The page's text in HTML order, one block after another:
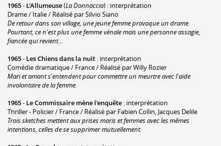
1965- L'Allumeuse(La Donnaccia) : interprétation
Drame / Italie / Réalisé par Silvio Siano
De retour dans son village, une jeune femme provoque un drame.
Pourtant, ce n'est plus une femme vénale mais une personne assagie,
fiancée qui revient...
1965- Les Chiens dans la nuit : interprétation
Comédie dramatique / France / Réalisé par Willy Rozier
Mari et amant s'entendent pour commettre un meurtre avec l'aide
involontaire de la femme.
1965- Le Commissaire mène l'enquête : interprétation
Thriller - Policier / France / Réalisé par Fabien Collin, Jacques Delile
Trois sketches mettent aux prises maris et femmes avec les mêmes
intentions, celles de se supprimer mutuellement.